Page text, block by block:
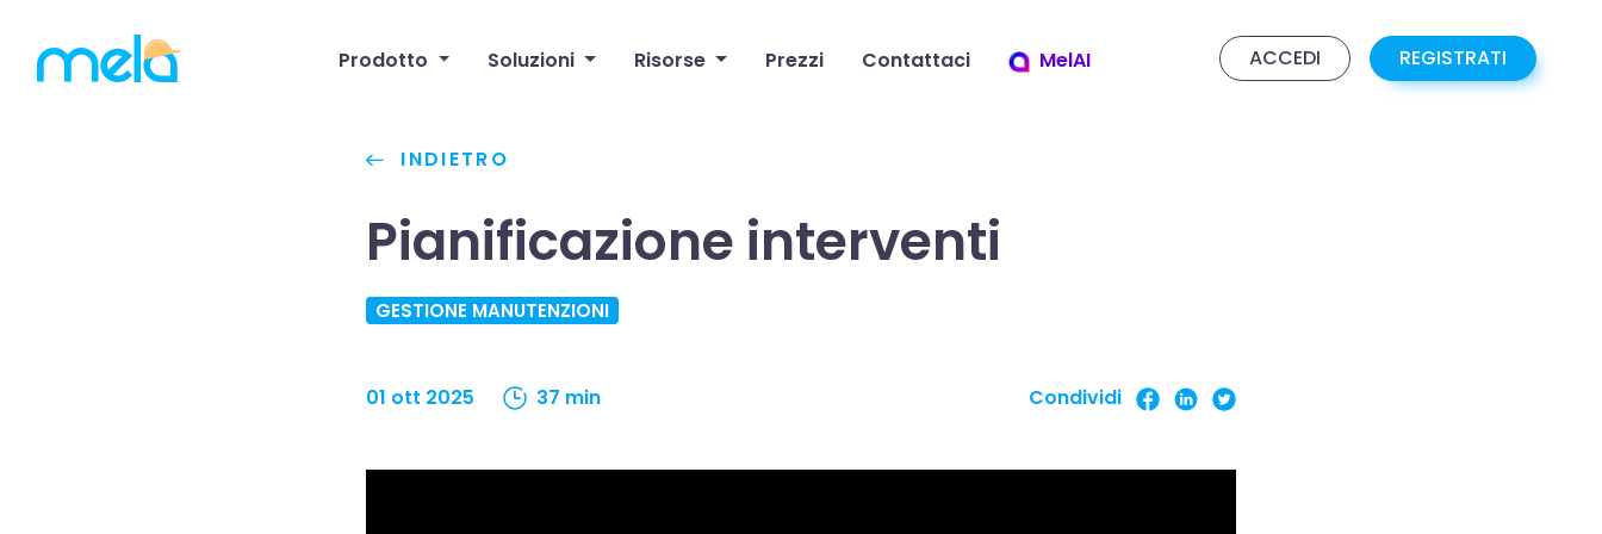
Prodotto Soluzioni Risorse Prezzi Contattaci MelAI ACCEDI REGISTRATI
INDIETRO
Pianificazione interventi
GESTIONE MANUTENZIONI
01 ott 2025 37 min Condividi